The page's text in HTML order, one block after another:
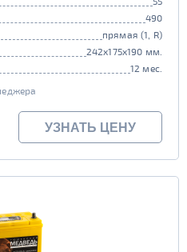
490
прямая (1, R)
242x175x190 мм.
12 мес.
УЗНАТЬ ЦЕНУ